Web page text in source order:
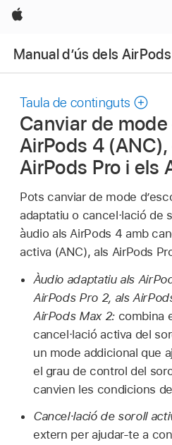
Apple
Manual d’ús dels AirPods
Taula de continguts
Canviar de mode
AirPods 4 (ANC),
AirPods Pro i els
Pots canviar de mode
adaptatiu o cancel·lació de
àudio als AirPods 4 amb
activa (ANC), als AirPods
Àudio adaptatiu als
AirPods Pro 2, als
AirPods Max 2: combina
cancel·lació activa del
un mode addicional que
el grau de control del
canvien les condicions
Cancel·lació de soroll
extern per ajudar‑te a